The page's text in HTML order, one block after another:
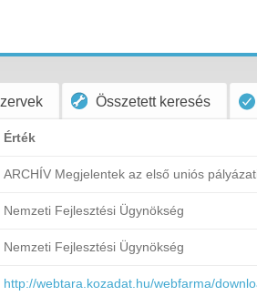
Összetett keresés
Érték
ARCHÍV Megjelentek az első uniós
Nemzeti Fejlesztési Ügynökség
Nemzeti Fejlesztési Ügynökség
http://webtara.kozadat.hu/webfarma/